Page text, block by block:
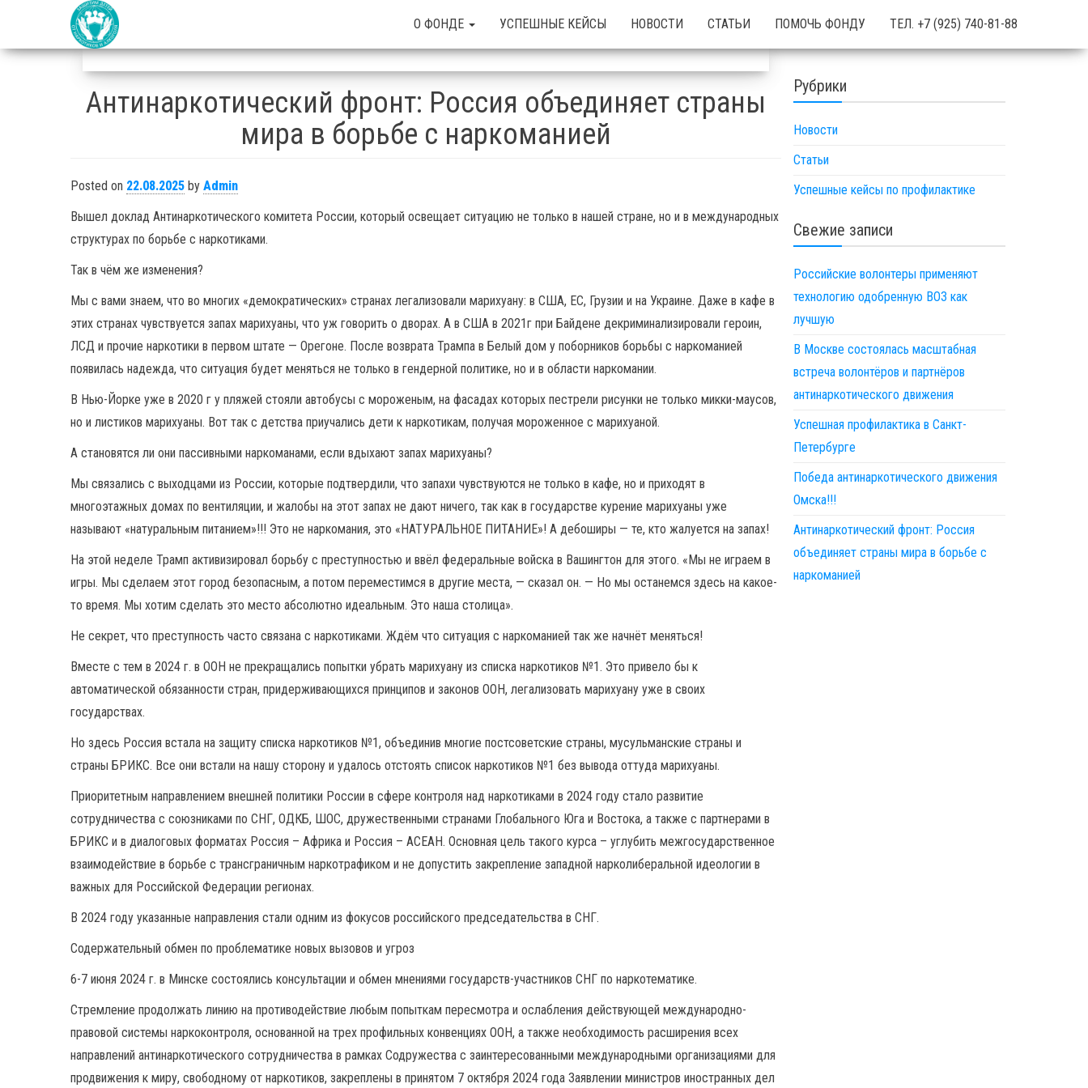
наркотиков
и алкоголя
О ФОНДЕ УСПЕШНЫЕ КЕЙСЫ НОВОСТИ СТАТЬИ ПОМОЧЬ ФОНДУ ТЕЛ. +7 (925) 740-81-88
Антинаркотический фронт: Россия объединяет страны
мира в борьбе с наркоманией
Posted on 22.08.2025 by Admin
Вышел доклад Антинаркотического комитета России, который освещает ситуацию не только в нашей стране, но и в международных
структурах по борьбе с наркотиками.
Так в чём же изменения?
Мы с вами знаем, что во многих «демократических» странах легализовали марихуану: в США, ЕС, Грузии и на Украине. Даже в кафе в
этих странах чувствуется запах марихуаны, что уж говорить о дворах. А в США в 2021г при Байдене декриминализировали героин,
ЛСД и прочие наркотики в первом штате — Орегоне. После возврата Трампа в Белый дом у поборников борьбы с наркоманией
появилась надежда, что ситуация будет меняться не только в гендерной политике, но и в области наркомании.
В Нью-Йорке уже в 2020 г у пляжей стояли автобусы с мороженым, на фасадах которых пестрели рисунки не только микки-маусов,
но и листиков марихуаны. Вот так с детства приучались дети к наркотикам, получая мороженное с марихуаной.
А становятся ли они пассивными наркоманами, если вдыхают запах марихуаны?
Мы связались с выходцами из России, которые подтвердили, что запахи чувствуются не только в кафе, но и приходят в
многоэтажных домах по вентиляции, и жалобы на этот запах не дают ничего, так как в государстве курение марихуаны уже
называют «натуральным питанием»!!! Это не наркомания, это «НАТУРАЛЬНОЕ ПИТАНИЕ»! А дебоширы — те, кто жалуется на запах!
На этой неделе Трамп активизировал борьбу с преступностью и ввёл федеральные войска в Вашингтон для этого. «Мы не играем в
игры. Мы сделаем этот город безопасным, а потом переместимся в другие места, — сказал он. — Но мы останемся здесь на какое-
то время. Мы хотим сделать это место абсолютно идеальным. Это наша столица».
Не секрет, что преступность часто связана с наркотиками. Ждём что ситуация с наркоманией так же начнёт меняться!
Вместе с тем в 2024 г. в ООН не прекращались попытки убрать марихуану из списка наркотиков №1. Это привело бы к
автоматической обязанности стран, придерживающихся принципов и законов ООН, легализовать марихуану уже в своих
государствах.
Но здесь Россия встала на защиту списка наркотиков №1, объединив многие постсоветские страны, мусульманские страны и
страны БРИКС. Все они встали на нашу сторону и удалось отстоять список наркотиков №1 без вывода оттуда марихуаны.
Приоритетным направлением внешней политики России в сфере контроля над наркотиками в 2024 году стало развитие
сотрудничества с союзниками по СНГ, ОДКБ, ШОС, дружественными странами Глобального Юга и Востока, а также с партнерами в
БРИКС и в диалоговых форматах Россия – Африка и Россия – АСЕАН. Основная цель такого курса – углубить межгосударственное
взаимодействие в борьбе с трансграничным наркотрафиком и не допустить закрепление западной нарколиберальной идеологии в
важных для Российской Федерации регионах.
В 2024 году указанные направления стали одним из фокусов российского председательства в СНГ.
Содержательный обмен по проблематике новых вызовов и угроз
6-7 июня 2024 г. в Минске состоялись консультации и обмен мнениями государств-участников СНГ по наркотематике.
Стремление продолжать линию на противодействие любым попыткам пересмотра и ослабления действующей международно-
правовой системы наркоконтроля, основанной на трех профильных конвенциях ООН, а также необходимость расширения всех
направлений антинаркотического сотрудничества в рамках Содружества с заинтересованными международными организациями для
продвижения к миру, свободному от наркотиков, закреплены в принятом 7 октября 2024 года Заявлении министров иностранных дел
Рубрики
Новости
Статьи
Успешные кейсы по профилактике
Свежие записи
Российские волонтеры применяют
технологию одобренную ВОЗ как
лучшую
В Москве состоялась масштабная
встреча волонтёров и партнёров
антинаркотического движения
Успешная профилактика в Санкт-
Петербурге
Победа антинаркотического движения
Омска!!!
Антинаркотический фронт: Россия
объединяет страны мира в борьбе с
наркоманией